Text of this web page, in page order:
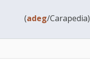
(adeg/Carapedia)